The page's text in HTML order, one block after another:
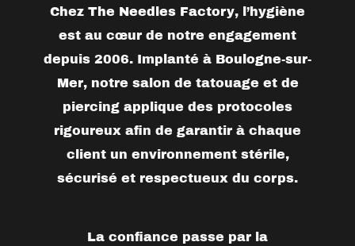
Chez The Needles Factory, l’hygiène
est au cœur de notre engagement
depuis 2006. Implanté à Boulogne-sur-
Mer, notre salon de tatouage et de
piercing applique des protocoles
rigoureux afin de garantir à chaque
client un environnement stérile,
sécurisé et respectueux du corps.
La confiance passe par la